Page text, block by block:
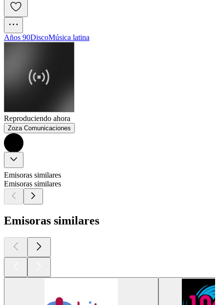
Años 90DiscoMúsica latina
Reproduciendo ahora
Zoza Comunicaciones
Emisoras similares
Emisoras similares
Emisoras similares